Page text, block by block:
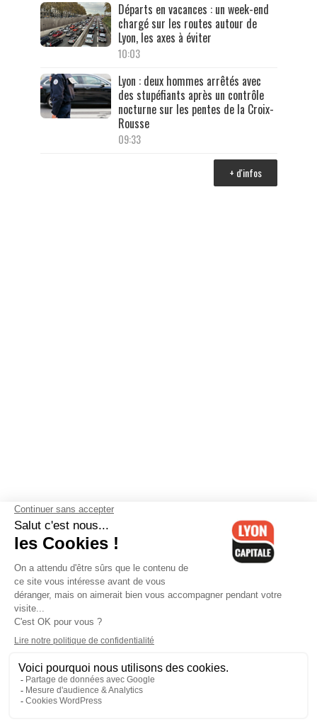
Départs en vacances : un week-end
chargé sur les routes autour de
Lyon, les axes à éviter
10:03
Lyon : deux hommes arrêtés avec
des stupéfiants après un contrôle
nocturne sur les pentes de la Croix-
Rousse
09:33
+ d'infos
Contactez-nous-Mentions légales-CGV-Politique de
confidentialité-Gestion des cookies